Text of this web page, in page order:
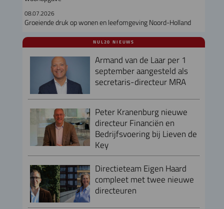
08.07.2026
Groeiende druk op wonen en leefomgeving Noord-Holland
NUL20 NIEUWS
Armand van de Laar per 1
september aangesteld als
secretaris-directeur MRA
Peter Kranenburg nieuwe
directeur Financiën en
Bedrijfsvoering bij Lieven de
Key
Directieteam Eigen Haard
compleet met twee nieuwe
directeuren